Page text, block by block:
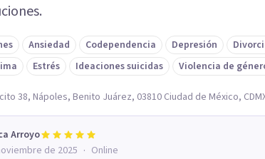
Ansiedad Codependencia Depresión
Estrés Ideaciones suicidas Violencia de
38, Nápoles, Benito Juárez, 03810 Ciudad de México,
Arroyo
de 2025 · Online